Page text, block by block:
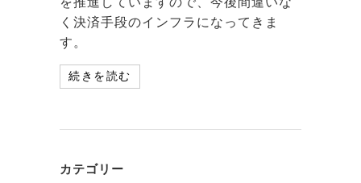
く決済手段のインフラになってきま
す。
続きを読む
カテゴリー